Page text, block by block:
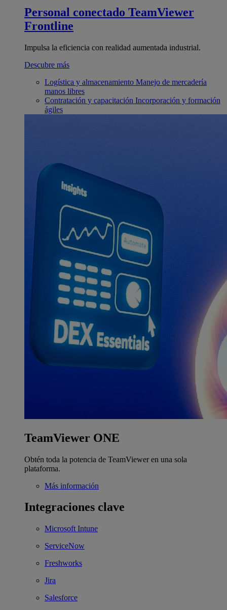
Personal conectado TeamViewer
Frontline
Impulsa la eficiencia con realidad aumentada industrial.
Descubre más
Logística y almacenamiento Manejo de mercadería
manos libres
Contratación y capacitación Incorporación y formación
ágiles
TeamViewer ONE
Obtén toda la potencia de TeamViewer en una sola
plataforma.
Más información
Integraciones clave
Microsoft Intune
ServiceNow
Freshworks
Jira
Salesforce